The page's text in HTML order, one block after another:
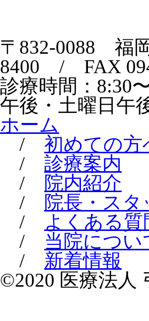
〒832-0088 福
8400 / FAX
診療時間：8:30
午後・土曜日午
ホーム
/ 初めての方
/ 診療案内
/ 院内紹介
/ 院長・スタ
/
よくある質
/ 当院につい
/ 新着情報
©2020 医療法人